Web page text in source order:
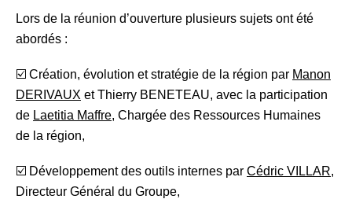
Lors de la réunion d’ouverture plusieurs sujets ont été
abordés :
☑️ Création, évolution et stratégie de la région par Manon
DERIVAUX et Thierry BENETEAU, avec la participation
de Laetitia Maffre, Chargée des Ressources Humaines
de la région,
☑️ Développement des outils internes par Cédric VILLAR,
Directeur Général du Groupe,